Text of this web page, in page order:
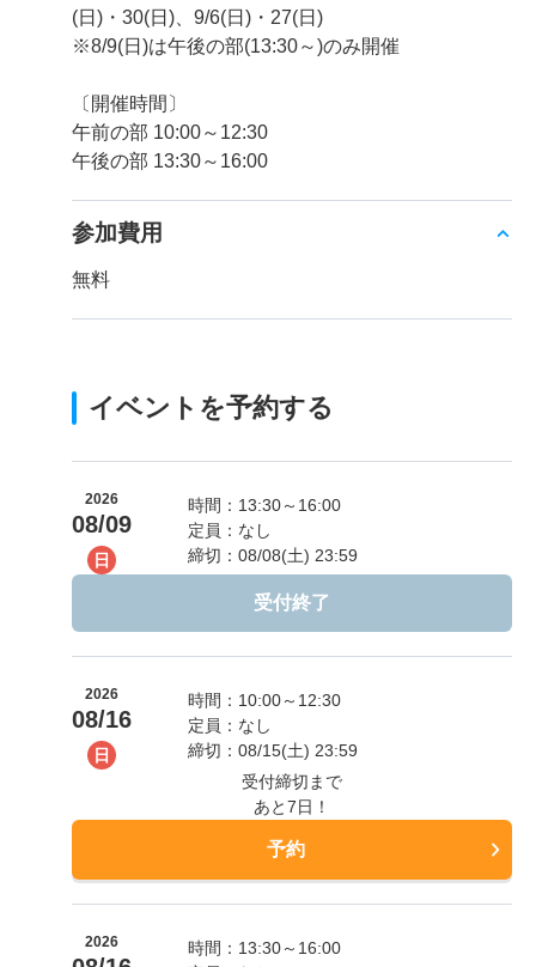
(日)・30(日)、9/6(日)・27(日)
※8/9(日)は午後の部(13:30～)のみ開催
〔開催時間〕
午前の部 10:00～12:30
午後の部 13:30～16:00
参加費用
無料
イベントを予約する
2026
08/09
日
時間：13:30～16:00
定員：なし
締切：08/08(土) 23:59
受付終了
2026
08/16
日
時間：10:00～12:30
定員：なし
締切：08/15(土) 23:59
受付締切まで
あと7日！
予約
2026
時間：13:30～16:00